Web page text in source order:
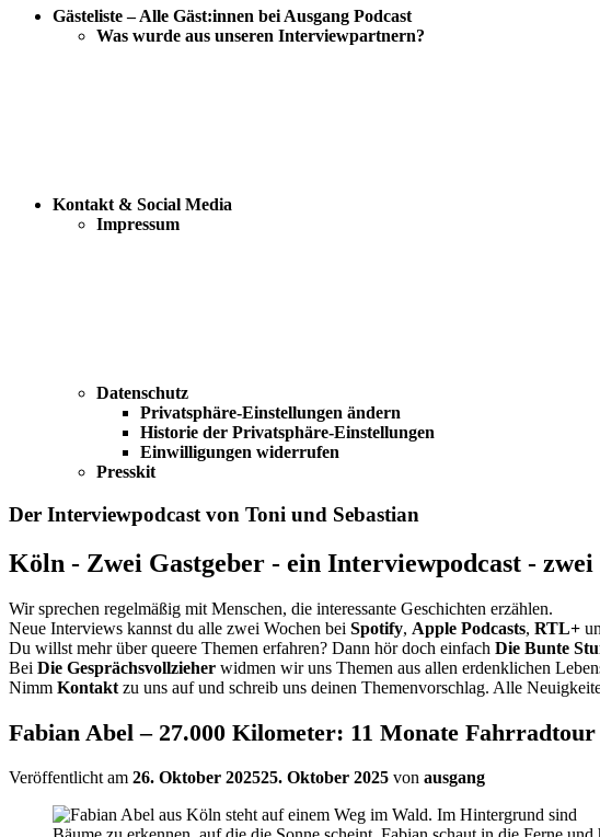
Gästeliste – Alle Gäst:innen bei Ausgang Podcast
Was wurde aus unseren Interviewpartnern?
Kontakt & Social Media
Impressum
Datenschutz
Privatsphäre-Einstellungen ändern
Historie der Privatsphäre-Einstellungen
Einwilligungen widerrufen
Presskit
Der Interviewpodcast von Toni und Sebastian
Köln - Zwei Gastgeber - ein Interviewpodcast -
Wir sprechen regelmäßig mit Menschen, die interessante Geschichten erzählen.
Neue Interviews kannst du alle zwei Wochen bei Spotify, Apple Podcasts, RTL+
Du willst mehr über queere Themen erfahren? Dann hör doch einfach Die Bunte
Bei Die Gesprächsvollzieher widmen wir uns Themen aus allen erdenklichen
Nimm Kontaktzu uns auf und schreib uns deinen Themenvorschlag. Alle
Fabian Abel – 27.000 Kilometer: 11 Monate
Veröffentlicht am 26. Oktober 202525. Oktober 2025 von ausgang